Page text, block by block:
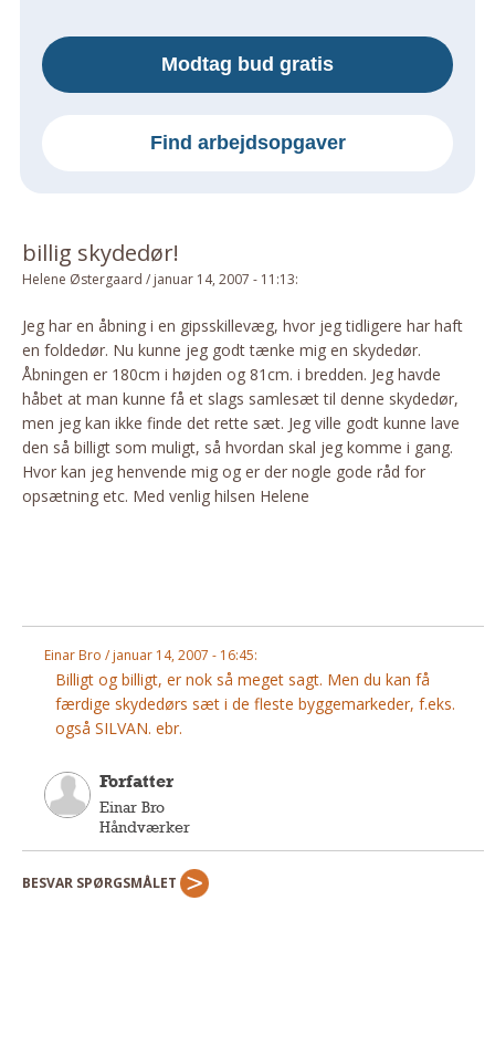
Reparationer
Om Materialer
HANDYMAN
Tips Og Tricks
Kemi
Andet
Båd
GARTNER
Beplantning
Belægning
Pletleksikon
Modtag bud gratis
Find arbejdsopgaver
billig skydedør!
Helene Østergaard / januar 14, 2007 - 11:13:
Jeg har en åbning i en gipsskillevæg, hvor jeg tidligere har haft
en foldedør. Nu kunne jeg godt tænke mig en skydedør.
Åbningen er 180cm i højden og 81cm. i bredden. Jeg havde
håbet at man kunne få et slags samlesæt til denne skydedør,
men jeg kan ikke finde det rette sæt. Jeg ville godt kunne lave
den så billigt som muligt, så hvordan skal jeg komme i gang.
Hvor kan jeg henvende mig og er der nogle gode råd for
opsætning etc. Med venlig hilsen Helene
Einar Bro / januar 14, 2007 - 16:45:
Billigt og billigt, er nok så meget sagt. Men du kan få
færdige skydedørs sæt i de fleste byggemarkeder, f.eks.
også SILVAN. ebr.
Forfatter
Einar Bro
Håndværker
BESVAR SPØRGSMÅLET